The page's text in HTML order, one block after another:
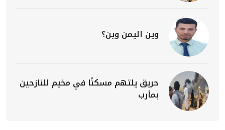
وين اليمن وين؟
حريق يلتهم مسكنًا في مخيم للنازحين
بمأرب